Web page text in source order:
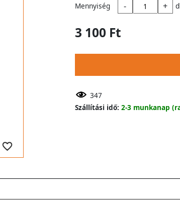
Mennyiség - +
3 100 Ft
347
Szállítási idő: 2-3 munkanap